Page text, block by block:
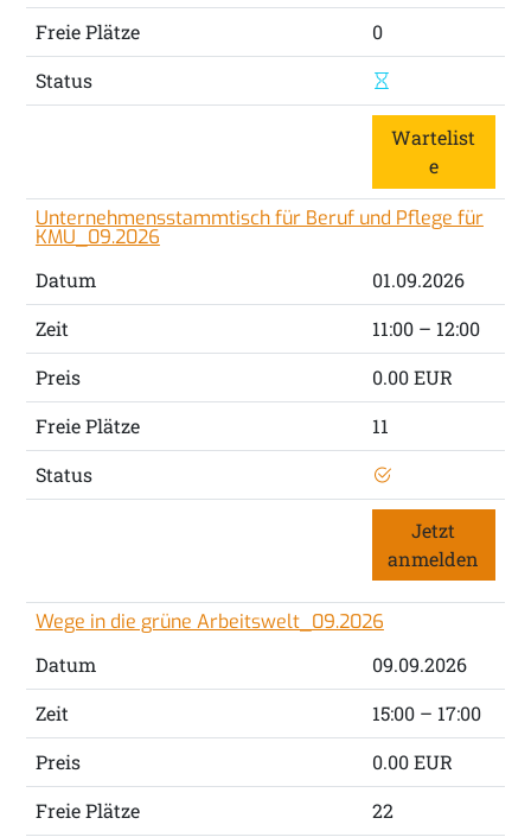
Freie Plätze
0
Status
Wartelist
e
Unternehmensstammtisch für Beruf und Pflege für
KMU_09.2026
Datum
01.09.2026
Zeit
11:00 – 12:00
Preis
0.00 EUR
Freie Plätze
11
Status
Jetzt
anmelden
Wege in die grüne Arbeitswelt_09.2026
Datum
09.09.2026
Zeit
15:00 – 17:00
Preis
0.00 EUR
Freie Plätze
22